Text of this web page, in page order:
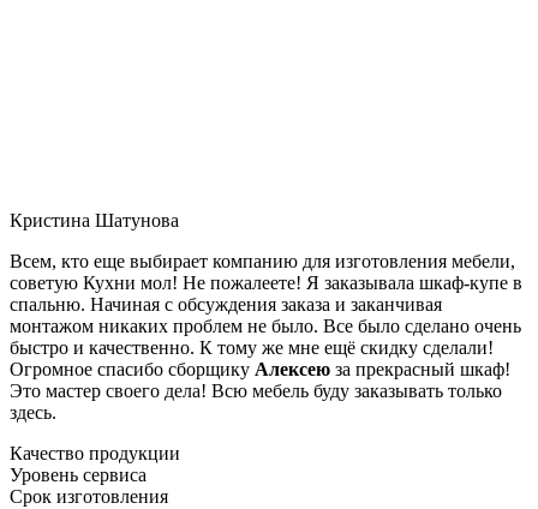
Кристина Шатунова
Всем, кто еще выбирает компанию для изготовления мебели,
советую Кухни мол! Не пожалеете! Я заказывала шкаф-купе в
спальню. Начиная с обсуждения заказа и заканчивая
монтажом никаких проблем не было. Все было сделано очень
быстро и качественно. К тому же мне ещё скидку сделали!
Огромное спасибо сборщику Алексею за прекрасный шкаф!
Это мастер своего дела! Всю мебель буду заказывать только
здесь.
Качество продукции
Уровень сервиса
Срок изготовления